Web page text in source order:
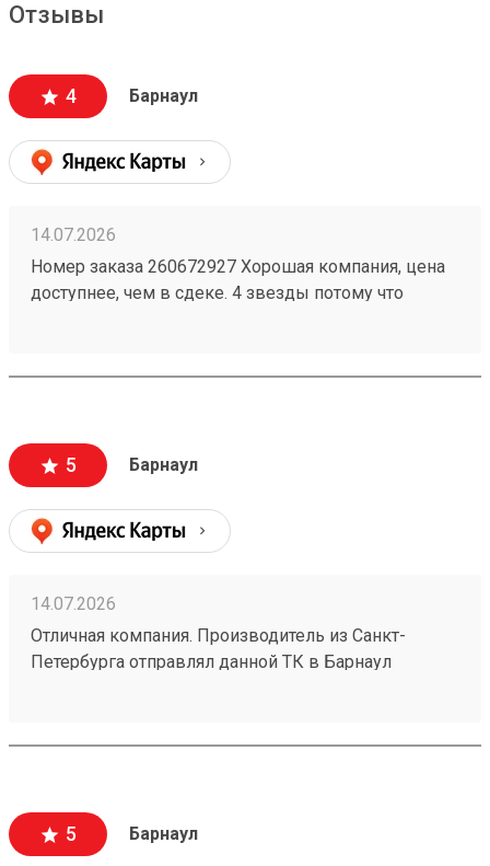
Отзывы
4 Барнаул
14.07.2026
Номер заказа 260672927 Хорошая компания, цена
доступнее, чем в сдеке. 4 звезды потому что
5 Барнаул
14.07.2026
Отличная компания. Производитель из Санкт-
Петербурга отправлял данной ТК в Барнаул
заказа №260626919. Пришли за неделю до адреса
стоимости. Упаковано надежно - товар обшит
деревянным щитом. Есть приложение и сайт, что
5 Барнаул